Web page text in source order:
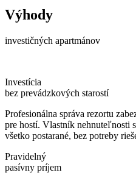
Výhody
investičných apartmánov
Investícia
bez prevádzkových starostí
Profesionálna správa rezortu
pre hostí. Vlastník nehnuteľnosti
všetko postarané, bez potreby
Pravidelný
pasívny príjem